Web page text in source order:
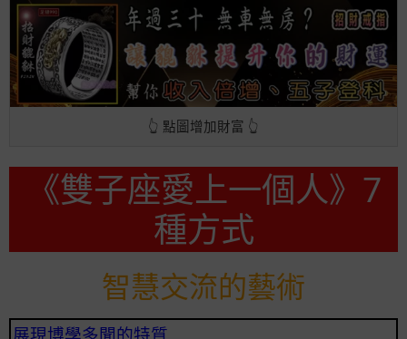
👆 點圖增加財富 👆
《雙子座愛上一個人》7
種方式
智慧交流的藝術
展現博學多聞的特質